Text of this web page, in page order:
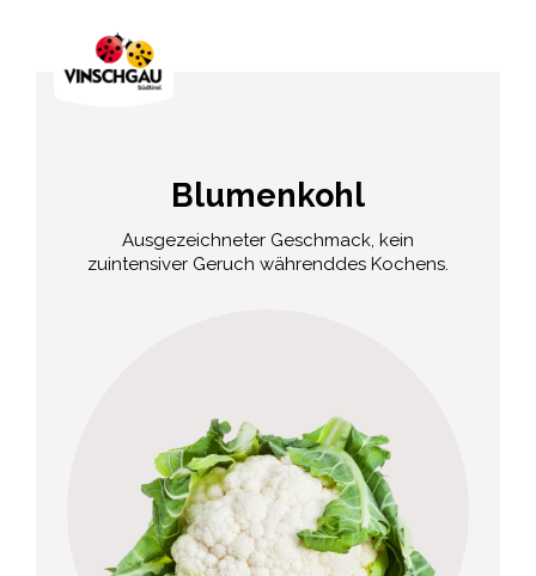
Blumenkohl
Ausgezeichneter Geschmack, kein
zuintensiver Geruch währenddes Kochens.